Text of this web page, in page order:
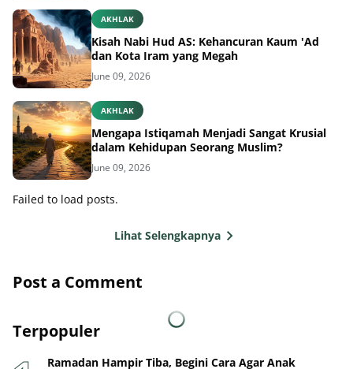
Kisah Nabi Hud AS: Kehancuran Kaum 'Ad
dan Kota Iram yang Megah
June 09, 2026
Mengapa Istiqamah Menjadi Sangat Krusial
dalam Kehidupan Seorang Muslim?
June 09, 2026
Failed to load posts.
Nyaman Menjalani Puasa